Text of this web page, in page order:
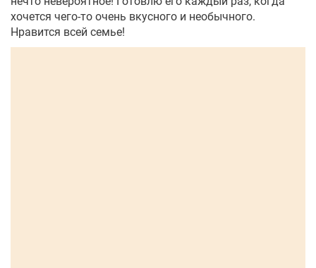
хочется чего-то очень вкусного и необычного.
Нравится всей семье!